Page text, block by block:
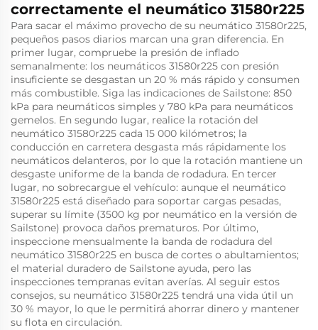
correctamente el neumático 31580r225
Para sacar el máximo provecho de su neumático 31580r225,
pequeños pasos diarios marcan una gran diferencia. En
primer lugar, compruebe la presión de inflado
semanalmente: los neumáticos 31580r225 con presión
insuficiente se desgastan un 20 % más rápido y consumen
más combustible. Siga las indicaciones de Sailstone: 850
kPa para neumáticos simples y 780 kPa para neumáticos
gemelos. En segundo lugar, realice la rotación del
neumático 31580r225 cada 15 000 kilómetros; la
conducción en carretera desgasta más rápidamente los
neumáticos delanteros, por lo que la rotación mantiene un
desgaste uniforme de la banda de rodadura. En tercer
lugar, no sobrecargue el vehículo: aunque el neumático
31580r225 está diseñado para soportar cargas pesadas,
superar su límite (3500 kg por neumático en la versión de
Sailstone) provoca daños prematuros. Por último,
inspeccione mensualmente la banda de rodadura del
neumático 31580r225 en busca de cortes o abultamientos;
el material duradero de Sailstone ayuda, pero las
inspecciones tempranas evitan averías. Al seguir estos
consejos, su neumático 31580r225 tendrá una vida útil un
30 % mayor, lo que le permitirá ahorrar dinero y mantener
su flota en circulación.